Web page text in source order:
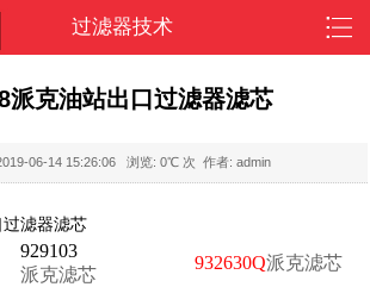
过滤器技术
派克油站出口过滤器滤芯
06-14 15:26:06浏览: 0℃ 次 作者: admin
滤器滤芯
929103
派克滤芯
932630Q派克滤芯